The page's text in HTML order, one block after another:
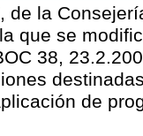
de la
que se
38,
de